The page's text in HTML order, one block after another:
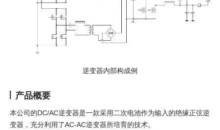
逆变器内部构成例
产品概要
本公司的DC/AC逆变器是一款采用二次电池作为输入的绝缘正弦逆
变器，充分利用了AC-AC逆变器所培育的技术。